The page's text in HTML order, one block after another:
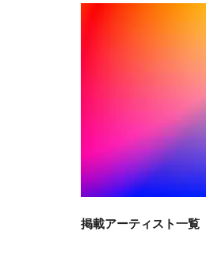
掲載アーティスト一覧